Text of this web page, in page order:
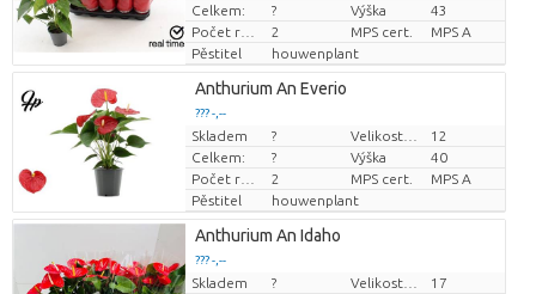
Celkem:
? Výška
43
Počet rostlin/hrnce
2 MPS cert.
MPS A
Pěstitel
houwenplant
Anthurium An Everio
??? -,--
Cena za kus
Skladem ?
12
Celkem:
? Výška
40
Počet rostlin/hrnce
2 MPS cert.
MPS A
Pěstitel
houwenplant
Anthurium An Idaho
??? -,--
Cena za kus
Skladem ?
17